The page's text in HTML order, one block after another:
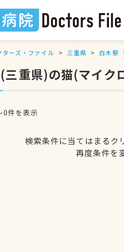
ーズ・ファイル 三重県 白木駅
三重県)の猫(マイク
0件を表示
検索条件に当てはまるク
再度条件を